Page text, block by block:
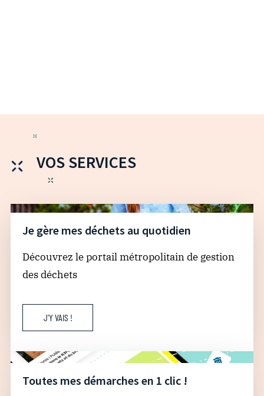
VOS SERVICES
Je gère mes déchets au quotidien
Découvrez le portail métropolitain de gestion
des déchets
J'Y VAIS !
Toutes mes démarches en 1 clic !